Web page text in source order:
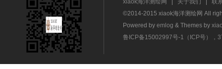
xiaok海洋测绘网 关于我们
联
©2014-2015 xiaok海洋测绘网 All
Powered by emlog & Themes by
鲁ICP备15002997号-1（ICP号），